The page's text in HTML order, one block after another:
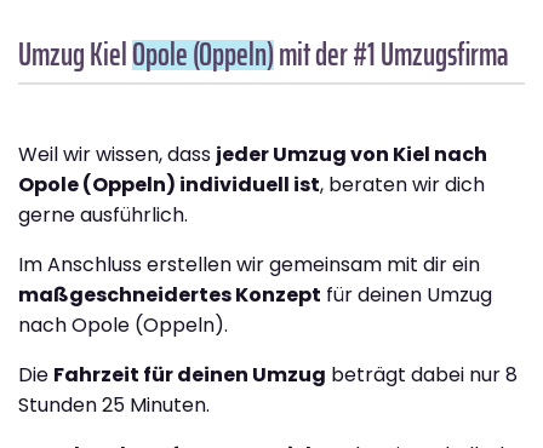
Umzug KielOpole (Oppeln)mit der #1 Umzugsfirma
Weil wir wissen, dass jeder Umzug von Kiel nach
Opole (Oppeln) individuell ist, beraten wir dich
gerne ausführlich.
Im Anschluss erstellen wir gemeinsam mit dir ein
maßgeschneidertes Konzept für deinen Umzug
nach Opole (Oppeln).
Die Fahrzeit für deinen Umzug beträgt dabei nur 8
Stunden 25 Minuten.